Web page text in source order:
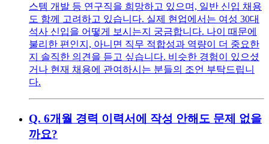
스템 개발 등 연구직을 희망하고 있으며, 일반 신입 채용
도 함께 고려하고 있습니다. 실제 현업에서는 여성 30대
석사 신입을 어떻게 보시는지 궁금합니다. 나이 때문에
불리한 편인지, 아니면 직무 적합성과 역량이 더 중요한
지 솔직한 의견을 듣고 싶습니다. 비슷한 경험이 있으셨
거나 현재 채용에 관여하시는 분들의 조언 부탁드립니
다.
Q. 6개월 경력 이력서에 작성 안해도 문제 없을
까요?